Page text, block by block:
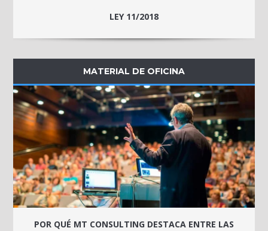
LEY 11/2018
MATERIAL DE OFICINA
POR QUÉ MT CONSULTING DESTACA ENTRE LAS